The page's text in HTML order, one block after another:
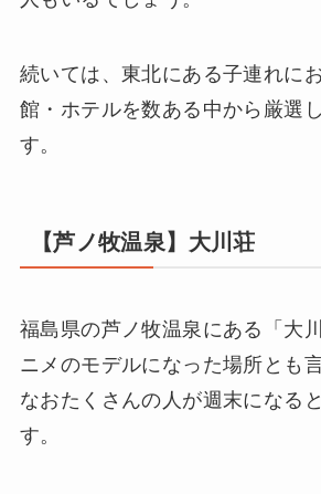
続いては、東北にある子連れに
館・ホテルを数ある中から厳選
す。
【芦ノ牧温泉】大川荘
福島県の芦ノ牧温泉にある「大
ニメのモデルになった場所とも
なおたくさんの人が週末になる
す。